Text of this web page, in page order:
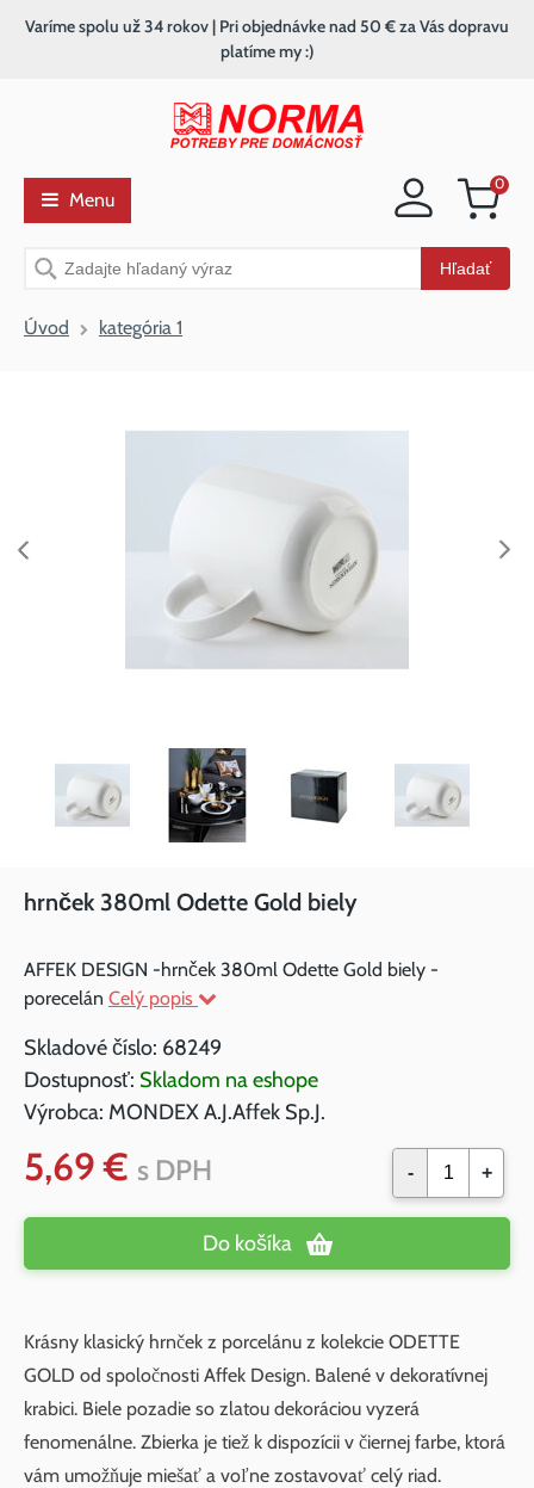
Nákupný
0
Vyhľadávanie Hľadať
Varíme spolu už 34 rokov | Pri objednávke nad 50 € za Vás dopravu
platíme my :)
Menu
Úvod kategória 1
hrnček 380ml Odette Gold biely
AFFEK DESIGN -hrnček 380ml Odette Gold biely -
porecelán Celý popis
Skladové číslo: 68249
Dostupnosť: Skladom na eshope
Výrobca: MONDEX A.J.Affek Sp.J.
5,69 € s DPH - +
Do košíka
Krásny klasický hrnček z porcelánu z kolekcie ODETTE
GOLD od spoločnosti Affek Design. Balené v dekoratívnej
krabici. Biele pozadie so zlatou dekoráciou vyzerá
fenomenálne. Zbierka je tiež k dispozícii v čiernej farbe, ktorá
vám umožňuje miešať a voľne zostavovať celý riad.